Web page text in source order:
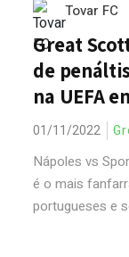
Tovar FC
Great
de
na UEFA
01/11/2022
Nápoles vs
é o mais
portugueses e